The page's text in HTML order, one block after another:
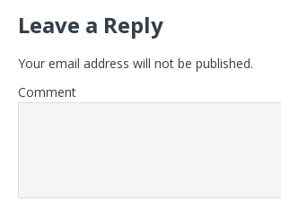
Leave a Reply
Your email address will not be published.
Comment